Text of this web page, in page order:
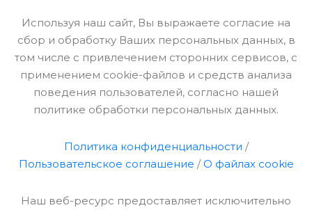
Используя наш сайт, Вы выражаете согласие на
сбор и обработку Ваших персональных данных, в
том числе с привлечением сторонних сервисов, с
применением cookie-файлов и средств анализа
поведения пользователей, согласно нашей
политике обработки персональных данных.
Политика конфиденциальности /
Пользовательское соглашение /О файлах cookie
Наш веб-ресурс предоставляет исключительно